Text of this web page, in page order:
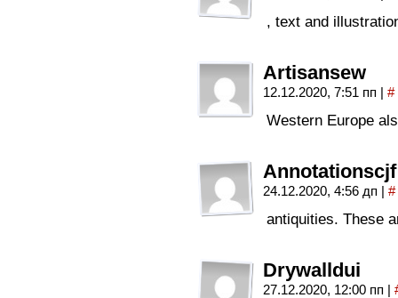
, text and
Artisansew
12.12.2020, 7:51 пп | #
Western Europe
Annotationscjf
24.12.2020, 4:56 дп | #
antiquities. These
Drywalldui
27.12.2020, 12:00 пп |